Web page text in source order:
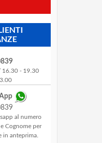
16.30 - 19.30
al numero
Cognome per
in anteprima.